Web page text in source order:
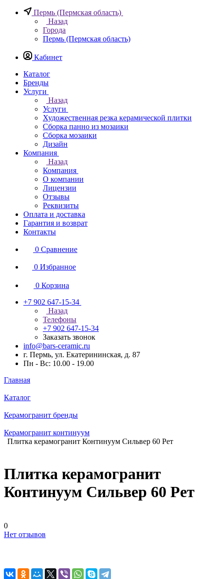
Пермь (Пермская область)
Назад
Города
Пермь (Пермская область)
Кабинет
Каталог
Бренды
Услуги
Назад
Услуги
Художественная резка керамической плитки
Сборка панно из мозаики
Сборка мозаики
Дизайн
Компания
Назад
Компания
О компании
Лицензии
Отзывы
Реквизиты
Оплата и доставка
Гарантия и возврат
Контакты
0 Сравнение
0 Избранное
0 Корзина
+7 902 647-15-34
Назад
Телефоны
+7 902 647-15-34
Заказать звонок
info@bars-ceramic.ru
г. Пермь, ул. Екатерининская, д. 87
Пн - Вс: 10.00 - 19.00
Главная
Каталог
Керамогранит бренды
Керамогранит континуум
Плитка керамогранит Континуум Сильвер 60 Рет
Плитка керамогранит
Континуум Сильвер 60 Рет
0
Нет отзывов